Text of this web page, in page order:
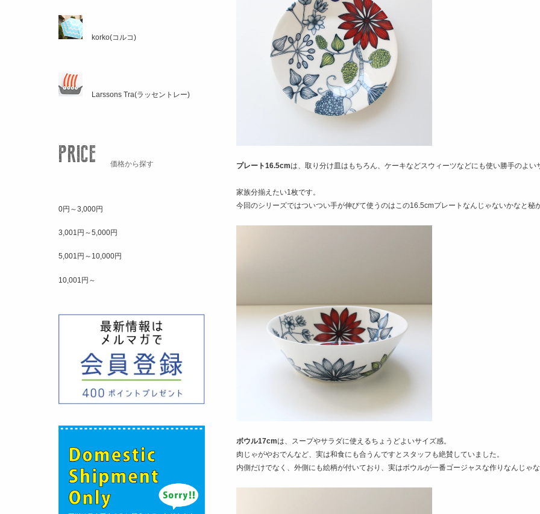
プレート16.5cmは、取り分け皿はもちろん、ケーキなどスウィーツなどにも使い勝手のよい
家族分揃えたい1枚です。
今回のシリーズではついつい手が伸びて使うのはこの16.5cmプレートなんじゃないかなと秘
ボウル17cmは、スープやサラダに使えるちょうどよいサイズ感。
肉じゃがやおでんなど、実は和食にも合うんですとスタッフも絶賛していました。
内側だけでなく、外側にも絵柄が付いており、実はボウルが一番ゴージャスな作りなんじゃ
korko(コルコ)
Larssons Tra(ラッセントレー)
価格から探す
0円～3,000円
3,001円～5,000円
5,001円～10,000円
10,001円～